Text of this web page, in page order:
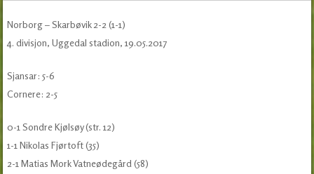
Norborg – Skarbøvik 2-2 (1-1)
4. divisjon, Uggedal stadion, 19.05.2017
Sjansar: 5-6
Cornere: 2-5
0-1 Sondre Kjølsøy (str. 12)
1-1 Nikolas Fjørtoft (35)
2-1 Matias Mork Vatneødegård (58)